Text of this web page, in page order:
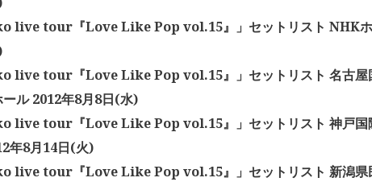
live tour『Love Like Pop vol.15』」セットリスト NHKホ
live tour『Love Like Pop vol.15』」セットリスト 名古屋
ル 2012年8月8日(水)
live tour『Love Like Pop vol.15』」セットリスト 神戸国
年8月14日(火)
live tour『Love Like Pop vol.15』」セットリスト 新潟県